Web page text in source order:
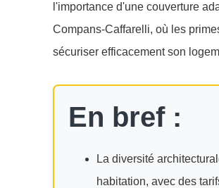
l'importance d'une couverture
Compans-Caffarelli, où les
sécuriser efficacement son
En bref :
La diversité
habitation, avec des